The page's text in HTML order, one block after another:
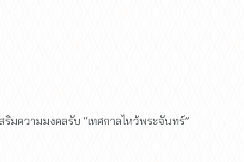
มความมงคลรับ “เทศกาลไหว้พระจันทร์”